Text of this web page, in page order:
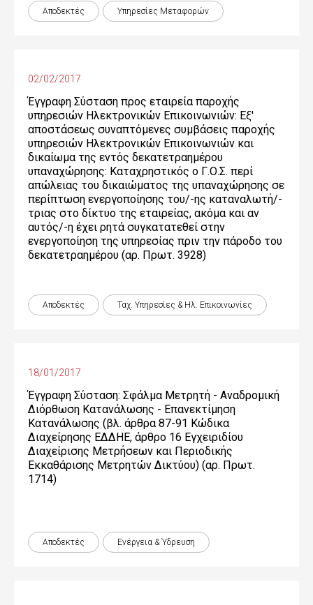
Αποδεκτές Υπηρεσίες Μεταφορών
02/02/2017
Έγγραφη Σύσταση προς εταιρεία παροχής
υπηρεσιών Ηλεκτρονικών Επικοινωνιών: Εξ'
αποστάσεως συναπτόμενες συμβάσεις παροχής
υπηρεσιών Ηλεκτρονικών Επικοινωνιών και
δικαίωμα της εντός δεκατετραημέρου
υπαναχώρησης: Καταχρηστικός ο Γ.Ο.Σ. περί
απώλειας του δικαιώματος της υπαναχώρησης σε
περίπτωση ενεργοποίησης του/-ης καταναλωτή/-
τριας στο δίκτυο της εταιρείας, ακόμα και αν
αυτός/-η έχει ρητά συγκατατεθεί στην
ενεργοποίηση της υπηρεσίας πριν την πάροδο του
δεκατετραημέρου (αρ. Πρωτ. 3928)
Αποδεκτές Ταχ. Υπηρεσίες & Ηλ. Επικοινωνίες
18/01/2017
Έγγραφη Σύσταση: Σφάλμα Μετρητή - Αναδρομική
Διόρθωση Κατανάλωσης - Επανεκτίμηση
Κατανάλωσης (βλ. άρθρα 87-91 Κώδικα
Διαχείρησης ΕΔΔΗΕ, άρθρο 16 Εγχειριδίου
Διαχείρισης Μετρήσεων και Περιοδικής
Εκκαθάρισης Μετρητών Δικτύου) (αρ. Πρωτ.
1714)
Αποδεκτές Ενέργεια & Ύδρευση